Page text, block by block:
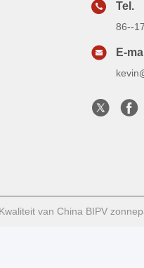
Tel.
86--
E-
van China BIPV